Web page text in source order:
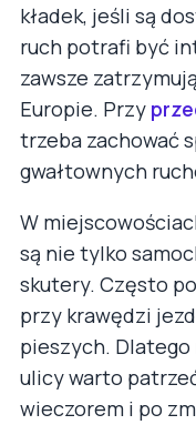
kładek, jeśli są
ruch potrafi być
zawsze
Europie. Przy
trzeba zachować
gwałtownych
W
są nie tylko
skutery. Często
przy krawędzi
pieszych.
ulicy warto
wieczorem i po